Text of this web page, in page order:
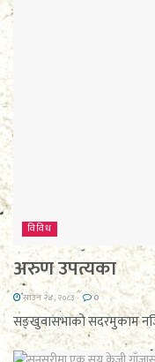
विविध
अरुण उपत्यका
साउन २४, २०८३ 0
सङ्खुवासभाको सदरमुकाम